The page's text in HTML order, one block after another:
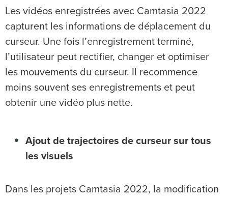
Les vidéos enregistrées avec Camtasia 2022
capturent les informations de déplacement du
curseur. Une fois l’enregistrement terminé,
l’utilisateur peut rectifier, changer et optimiser
les mouvements du curseur. Il recommence
moins souvent ses enregistrements et peut
obtenir une vidéo plus nette.
Ajout de trajectoires de curseur sur tous
les visuels
Dans les projets Camtasia 2022, la modification